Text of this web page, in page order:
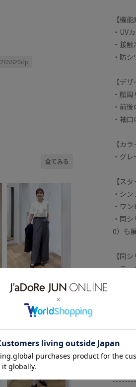
26SS20dp
全てみる
162cm SIZE:M
【機能
・UV
・接
・防
【デ
・顔
・前
・袖
【カラ
・グ
【ス
・シ
・ワ
・同
0）も
【同
・テー
・ス
【前
・素
組成を
・旧
・新
※前